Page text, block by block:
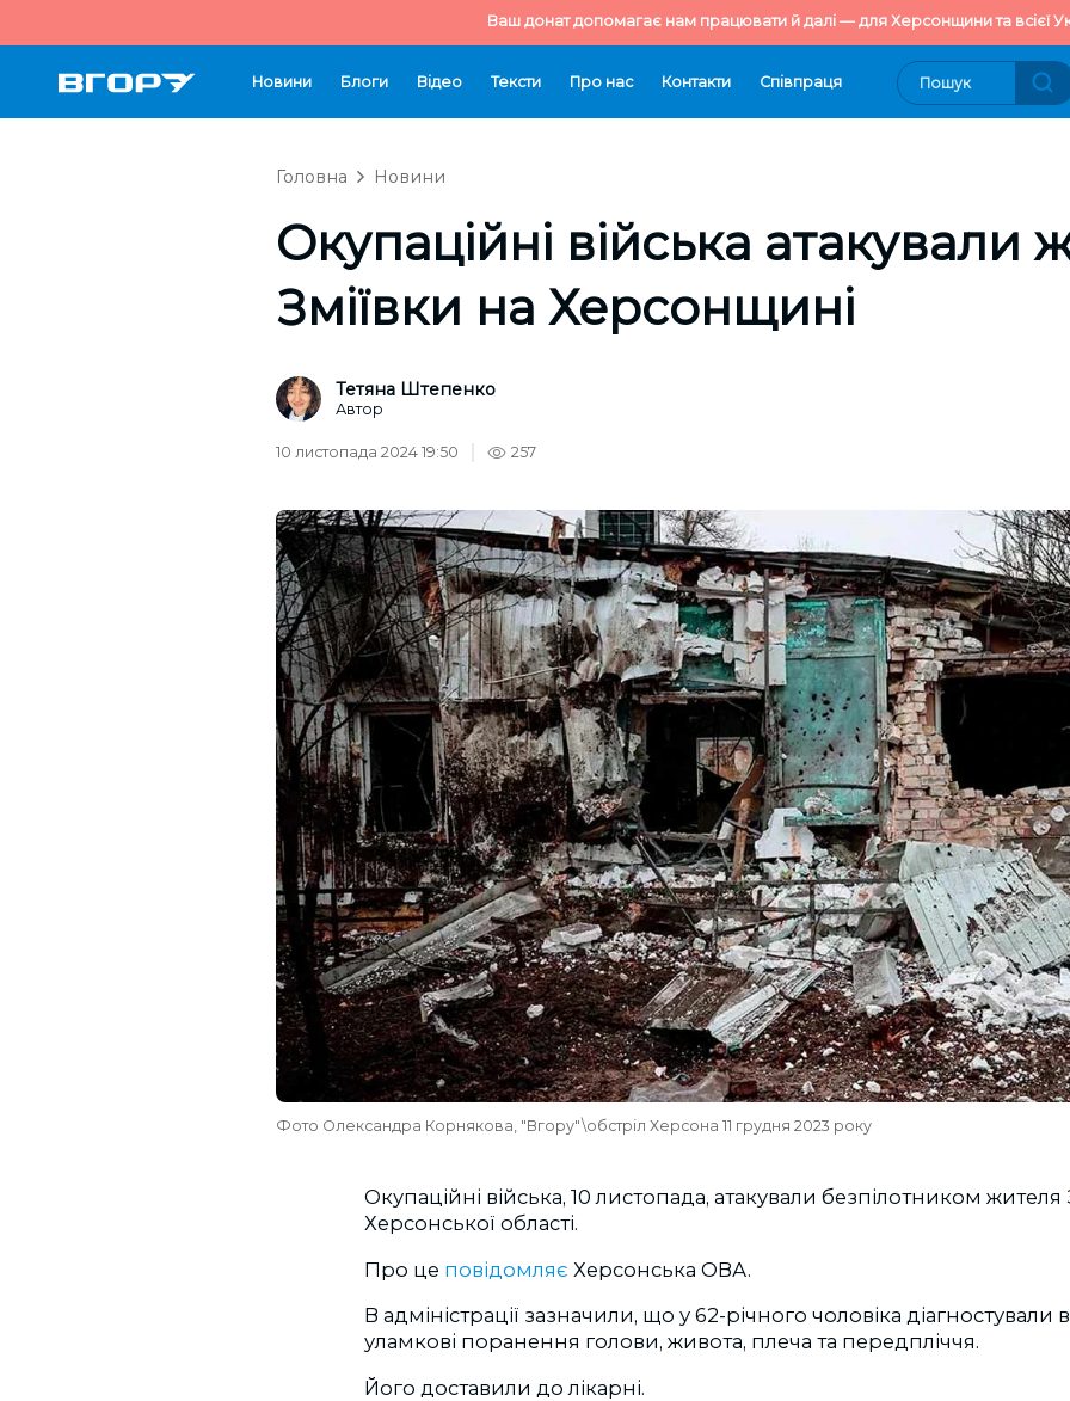
Ваш донат допомагає нам працювати й далі — для Херсонщини та всієї
Новини Блоги Відео Тексти Про нас Контакти Cпівпраця
Головна Новини
Окупаційні війська атакували
Зміївки на Херсонщині
Тетяна Штепенко
Автор
10 листопада 2024 19:50 257
Фото Олександра Корнякова, "Вгору"\обстріл Херсона 11 грудня 2023 року
Окупаційні війська, 10 листопада, атакували безпілотником жителя
Херсонської області.
Про це повідомляє Херсонська ОВА.
В адміністрації зазначили, що у 62-річного чоловіка діагностували
уламкові поранення голови, живота, плеча та передпліччя.
Його доставили до лікарні.